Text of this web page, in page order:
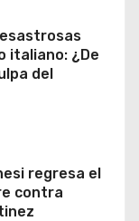
italiano: ¿De
del
regresa el
contra